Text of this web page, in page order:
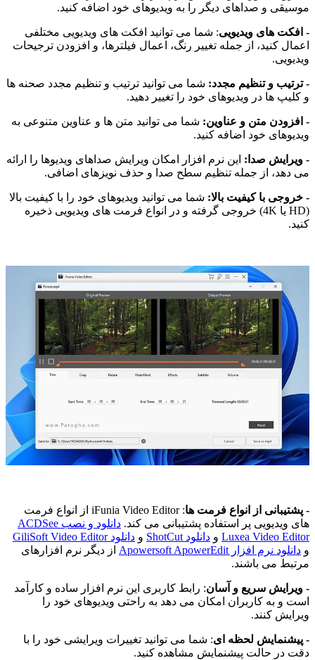
موسیقی و صداهای دیگر را به ویدیوهای خود اضافه کنید.
- افکت های ویدیویی: شما می توانید افکت های ویدیویی مختلفی
اعمال کنید، از جمله تغییر رنگ، اعمال فیلترها، و افزودن ترجیحات
ویدیویی.
- ترتیب و تنظیم مجدد: شما می توانید ترتیب و تنظیم مجدد صحنه ها
و کلیپ ها در ویدیوهای خود را تغییر دهید.
- افزودن متن و عناوین: شما می توانید متن ها و عناوین متنوعی به
ویدیوهای خود اضافه کنید.
- ویرایش صدا: این نرم افزار امکان ویرایش صداهای ویدیوها را ارائه
می دهد، از جمله تنظیم سطح صدا و حذف نویزهای اضافی.
- خروجی با کیفیت بالا: شما می توانید ویدیوهای خود را با کیفیت بالا
(HD یا 4K) خروجی گرفته و در انواع فرمت های ویدیویی ذخیره
کنید.
- پشتیبانی از انواع فرمت ها
: iFunia Video Editor از انواع فرمت
های ویدیویی پر استفاده پشتیبانی می کند.
دانلود و نصب ACDSee
Luxea Video Editor و دانلود ShotCut و دانلود GiliSoft Video Editor
و دانلود نرم افزار Apowersoft ApowerEdit
از دیگر نرم افزارهای
مرتبط می باشند.
- ویرایش سریع و آسان: رابط کاربری این نرم افزار ساده و کارآمد
است و به کاربران امکان می دهد به راحتی ویدیوهای خود را
ویرایش کنند.
- پیشنمایش لحظه ای: شما می توانید تغییرات ویرایشی خود را با
دقت در حالت پیشنمایش مشاهده کنید.